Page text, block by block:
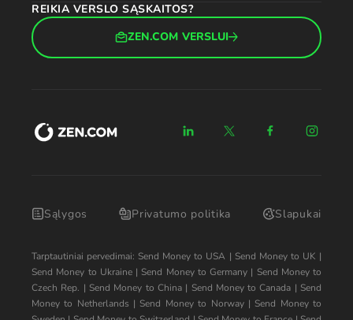
REIKIA VERSLO SĄSKAITOS?
ZEN.COM VERSLUI
Sąlygos Privatumo politika Slapukai
Tarptautiniai pervedimai: Send Money to USA | Send Money to UK |
Send Money to Ukraine| Send Money to Germany | Send Money to
Czech Rep. | Send Money to China| Send Money to Canada | Send
Money to Netherlands | Send Money to Norway| Send Money to